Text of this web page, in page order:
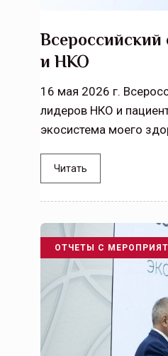
и НКО
16 мая 2026 г.
лидеров НКО и
экосистема моего
Читать
ОТЧЕТЫ С